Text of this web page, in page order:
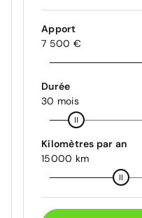
Apport
7 500 €
Durée
30 mois
Kilomètres par an
15000 km